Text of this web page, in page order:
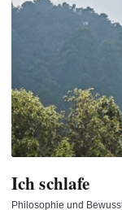
Ich schlafe
Philosophie und